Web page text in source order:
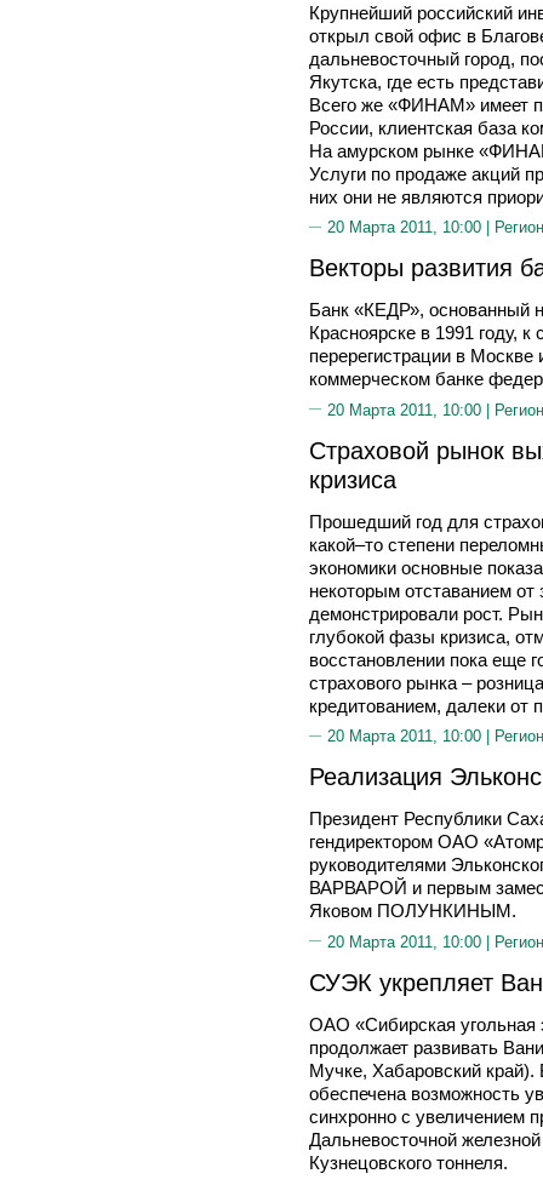
Крупнейший российский
открыл свой офис в
дальневосточный город,
Якутска, где есть
Всего же «ФИНАМ» имеет
России, клиентская база
На амурском рынке
Услуги по продаже акций
них они не являются
20 Марта 2011, 10:00 |
Векторы развития
Банк «КЕДР», основанный
Красноярске в 1991 году,
перерегистрации в
коммерческом банке
20 Марта 2011, 10:00 |
Страховой рынок
кризиса
Прошедший год для
какой–то степени
экономики основные
некоторым отставанием от
демонстрировали рост.
глубокой фазы кризиса,
восстановлении пока еще
страхового рынка –
кредитованием, далеки от
20 Марта 2011, 10:00 |
Реализация
Президент Республики
гендиректором ОАО
руководителями
ВАРВАРОЙ и первым
Яковом ПОЛУНКИНЫМ.
20 Марта 2011, 10:00 |
СУЭК укрепляет
ОАО «Сибирская угольная
продолжает развивать
Мучке, Хабаровский край).
обеспечена возможность
синхронно с увеличением
Дальневосточной
Кузнецовского тоннеля.